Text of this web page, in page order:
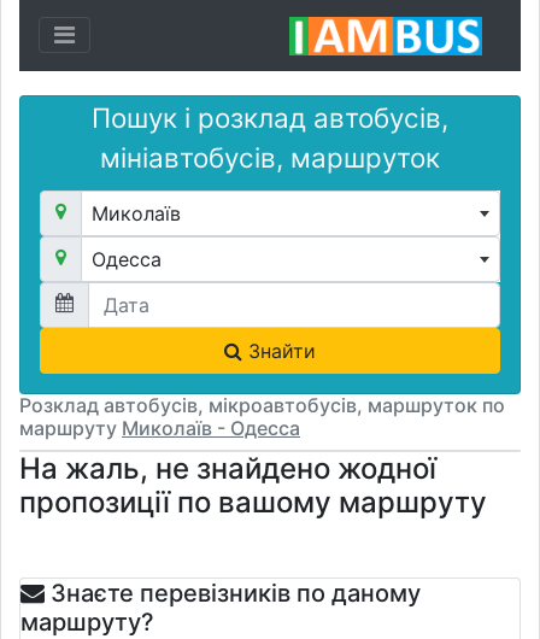
Toggle navigation
Пошук і розклад автобусів,
мініавтобусів, маршруток
Миколаїв
Одесса
Знайти
Розклад автобусів, мікроавтобусів, маршруток по
маршруту Миколаїв - Одесса
На жаль, не знайдено жодної
пропозиції по вашому маршруту
Знаєте перевізників по даному
маршруту?